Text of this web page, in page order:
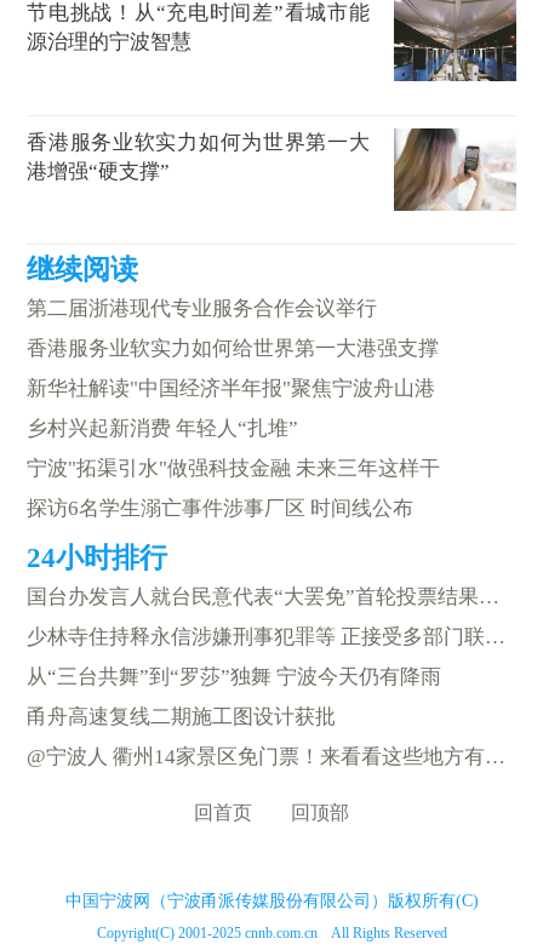
节电挑战！从“充电时间差”看城市能
源治理的宁波智慧
香港服务业软实力如何为世界第一大
港增强“硬支撑”
第二届浙港现代专业服务合作会议举行
香港服务业软实力如何给世界第一大港强支撑
新华社解读"中国经济半年报"聚焦宁波舟山港
乡村兴起新消费 年轻人“扎堆”
宁波"拓渠引水"做强科技金融 未来三年这样干
探访6名学生溺亡事件涉事厂区 时间线公布
国台办发言人就台民意代表“大罢免”首轮投票结果答记者问
少林寺住持释永信涉嫌刑事犯罪等 正接受多部门联合调查
从“三台共舞”到“罗莎”独舞 宁波今天仍有降雨
甬舟高速复线二期施工图设计获批
@宁波人 衢州14家景区免门票！来看看这些地方有多好玩
回首页 回顶部
中国宁波网（宁波甬派传媒股份有限公司）版权所有(C)
Copyright(C) 2001-2025 cnnb.com.cn All Rights Reserved